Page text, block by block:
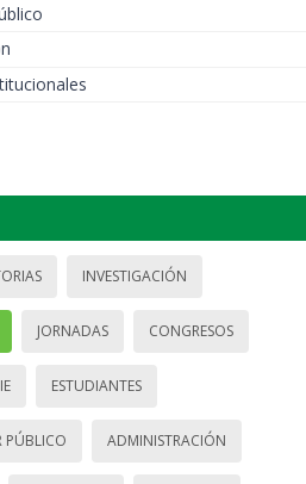
INVESTIGACIÓN
JORNADAS CONGRESOS
ESTUDIANTES
PÚBLICO ADMINISTRACIÓN